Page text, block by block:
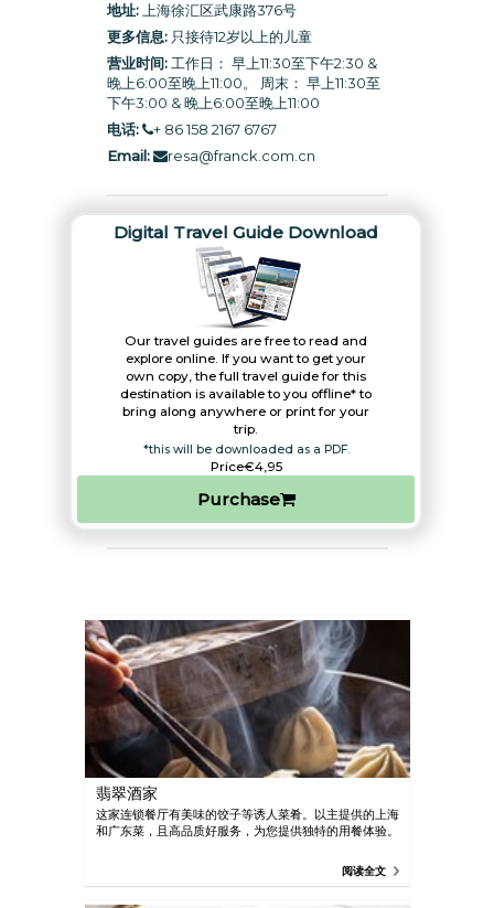
地址:上海徐汇区武康路376号
更多信息:只接待12岁以上的儿童
营业时间:工作日： 早上11:30至下午2:30 &
晚上6:00至晚上11:00。 周末： 早上11:30至
下午3:00 & 晚上6:00至晚上11:00
电话:
+ 86 158 2167 6767
Email:
resa@franck.com.cn
Digital Travel Guide Download
Our travel guides are free to read and
explore online. If you want to get your
own copy, the full travel guide for this
destination is available to you offline* to
bring along anywhere or print for your
trip.​
*this will be downloaded as a PDF.
Price€4,95
Purchase
翡翠酒家
这家连锁餐厅有美味的饺子等诱人菜肴。以主提供的上海
和广东菜，且高品质好服务，为您提供独特的用餐体验。
阅读全文